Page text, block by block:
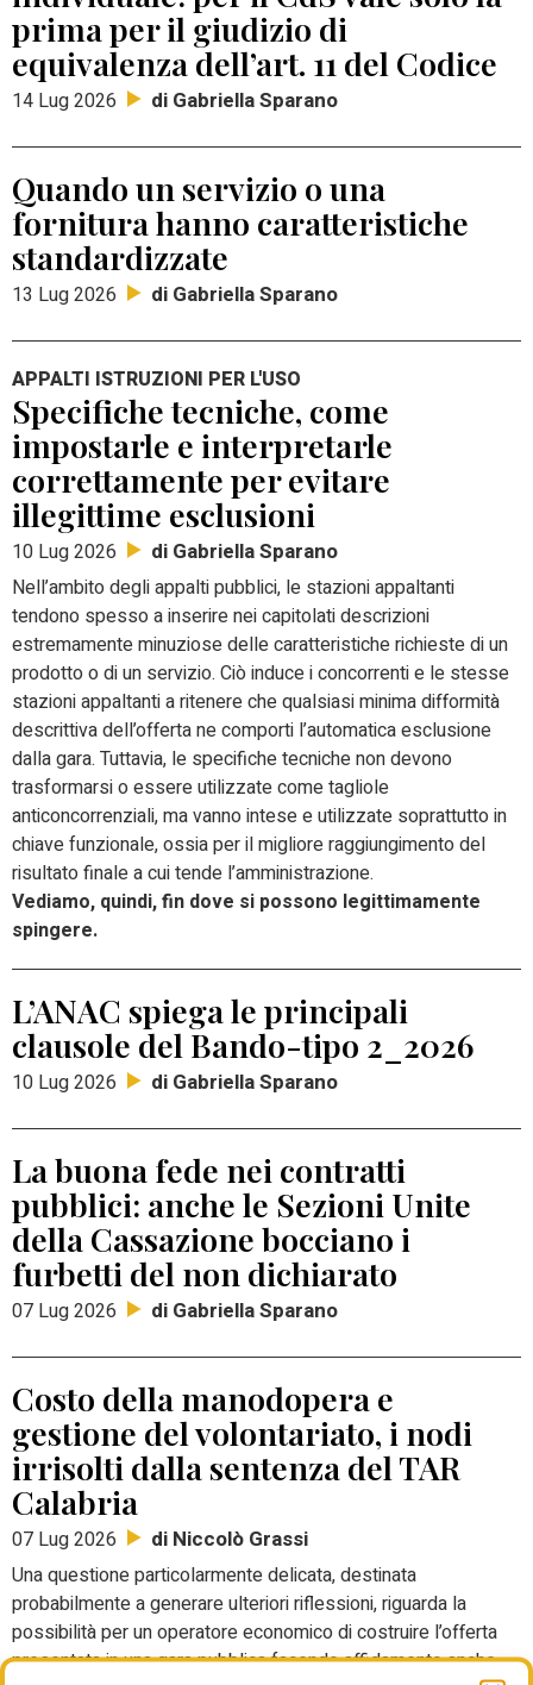
prima per il giudizio di
equivalenza dell’art. 11 del Codice
14 Lug 2026 di Gabriella Sparano
Quando un servizio o una
fornitura hanno caratteristiche
standardizzate
13 Lug 2026 di Gabriella Sparano
APPALTI ISTRUZIONI PER L'USO
Specifiche tecniche, come
impostarle e interpretarle
correttamente per evitare
illegittime esclusioni
10 Lug 2026 di Gabriella Sparano
Nell’ambito degli appalti pubblici, le stazioni appaltanti
tendono spesso a inserire nei capitolati descrizioni
estremamente minuziose delle caratteristiche richieste di un
prodotto o di un servizio. Ciò induce i concorrenti e le stesse
stazioni appaltanti a ritenere che qualsiasi minima difformità
descrittiva dell’offerta ne comporti l’automatica esclusione
dalla gara. Tuttavia, le specifiche tecniche non devono
trasformarsi o essere utilizzate come tagliole
anticoncorrenziali, ma vanno intese e utilizzate soprattutto in
chiave funzionale, ossia per il migliore raggiungimento del
risultato finale a cui tende l’amministrazione.
Vediamo, quindi, fin dove si possono legittimamente
spingere.
L’ANAC spiega le principali
clausole del Bando-tipo 2_2026
10 Lug 2026 di Gabriella Sparano
La buona fede nei contratti
pubblici: anche le Sezioni Unite
della Cassazione bocciano i
furbetti del non dichiarato
07 Lug 2026 di Gabriella Sparano
Costo della manodopera e
gestione del volontariato, i nodi
irrisolti dalla sentenza del TAR
Calabria
07 Lug 2026 di Niccolò Grassi
Una questione particolarmente delicata, destinata
probabilmente a generare ulteriori riflessioni, riguarda la
possibilità per un operatore economico di costruire l’offerta
presentata in una gara pubblica facendo affidamento anche